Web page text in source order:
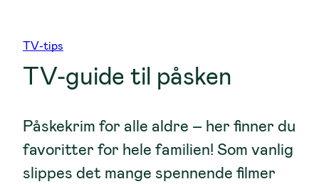
TV-tips
TV-guide til påsken
Påskekrim for alle aldre – her finner du
favoritter for hele familien! Som vanlig
slippes det mange spennende filmer